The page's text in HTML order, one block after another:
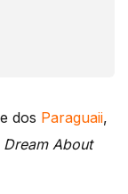
dos Paraguaii,
Dream About